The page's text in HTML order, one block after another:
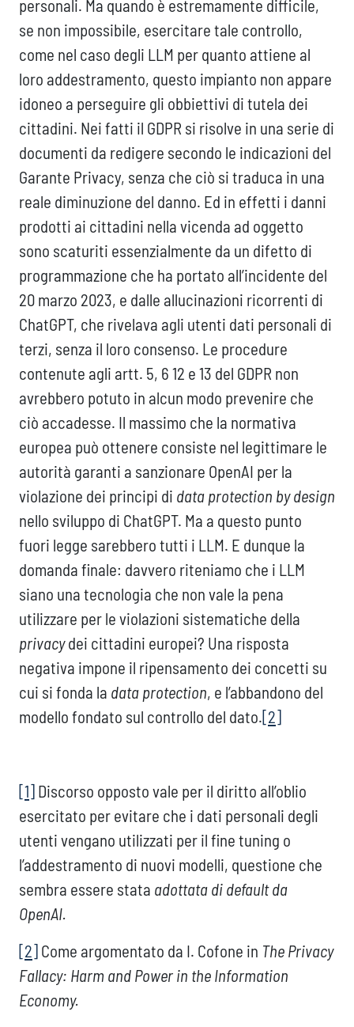
personali. Ma quando è estremamente difficile,
se non impossibile, esercitare tale controllo,
come nel caso degli LLM per quanto attiene al
loro addestramento, questo impianto non appare
idoneo a perseguire gli obbiettivi di tutela dei
cittadini. Nei fatti il GDPR si risolve in una serie di
documenti da redigere secondo le indicazioni del
Garante Privacy, senza che ciò si traduca in una
reale diminuzione del danno. Ed in effetti i danni
prodotti ai cittadini nella vicenda ad oggetto
sono scaturiti essenzialmente da un difetto di
programmazione che ha portato all’incidente del
20 marzo 2023, e dalle allucinazioni ricorrenti di
ChatGPT, che rivelava agli utenti dati personali di
terzi, senza il loro consenso. Le procedure
contenute agli artt. 5, 6 12 e 13 del GDPR non
avrebbero potuto in alcun modo prevenire che
ciò accadesse. Il massimo che la normativa
europea può ottenere consiste nel legittimare le
autorità garanti a sanzionare OpenAI per la
violazione dei principi di data protection by design
nello sviluppo di ChatGPT. Ma a questo punto
fuori legge sarebbero tutti i LLM. E dunque la
domanda finale: davvero riteniamo che i LLM
siano una tecnologia che non vale la pena
utilizzare per le violazioni sistematiche della
privacydei cittadini europei? Una risposta
negativa impone il ripensamento dei concetti su
cui si fonda la data protection, e l’abbandono del
modello fondato sul controllo del dato.[2]
[1] Discorso opposto vale per il diritto all’oblio
esercitato per evitare che i dati personali degli
utenti vengano utilizzati per il fine tuning o
l’addestramento di nuovi modelli, questione che
sembra essere stata adottata di default da
OpenAI.
[2] Come argomentato da I. Cofone in The Privacy
Fallacy: Harm and Power in the Information
Economy.